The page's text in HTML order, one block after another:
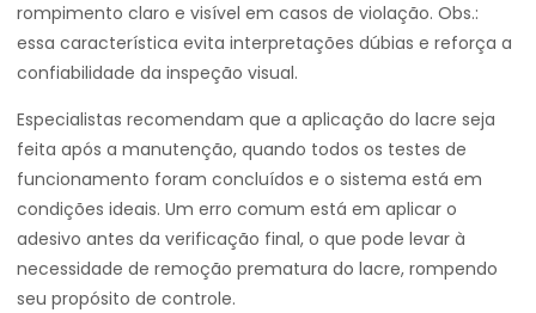
rompimento claro e visível em casos de violação. Obs.:
essa característica evita interpretações dúbias e reforça a
confiabilidade da inspeção visual.
Especialistas recomendam que a aplicação do lacre seja
feita após a manutenção, quando todos os testes de
funcionamento foram concluídos e o sistema está em
condições ideais. Um erro comum está em aplicar o
adesivo antes da verificação final, o que pode levar à
necessidade de remoção prematura do lacre, rompendo
seu propósito de controle.